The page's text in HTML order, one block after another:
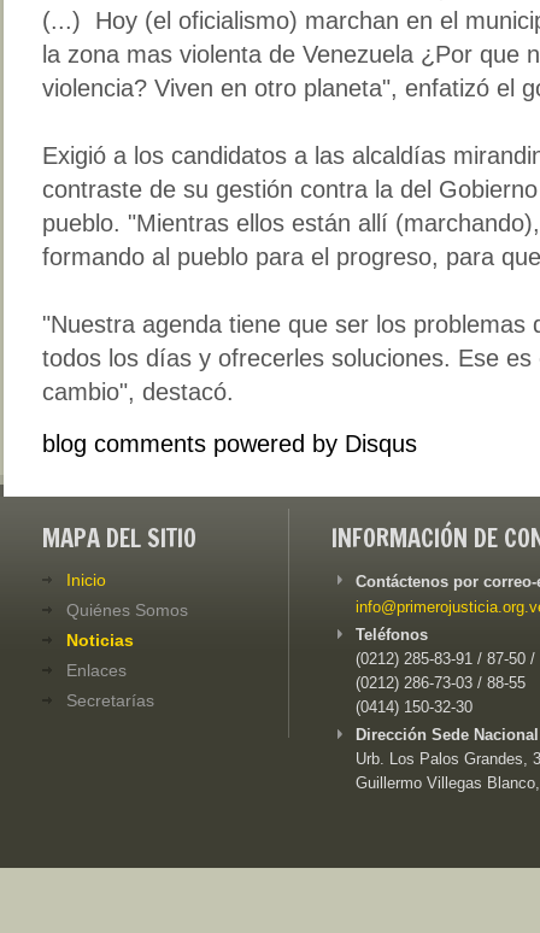
(...) Hoy (el oficialismo) marchan en el
la zona mas violenta de Venezuela ¿Por que
violencia? Viven en otro planeta", enfatizó el
Exigió a los candidatos a las alcaldías
contraste de su gestión contra la del
pueblo. "Mientras ellos están allí
formando al pueblo para el progreso, para
"Nuestra agenda tiene que ser los problemas
todos los días y ofrecerles soluciones. Ese
cambio", destacó.
blog comments powered by Disqus
MAPA DEL SITIO
Inicio
Quiénes Somos
Noticias
Enlaces
Secretarías
INFORMACIÓN DE
Contáctenos por
Teléfonos
(0212) 285-83-91 / 87-50 /
(0212) 286-73-03 / 88-55
(0414) 150-32-30
Dirección Sede
Urb. Los Palos Grandes,
Guillermo Villegas